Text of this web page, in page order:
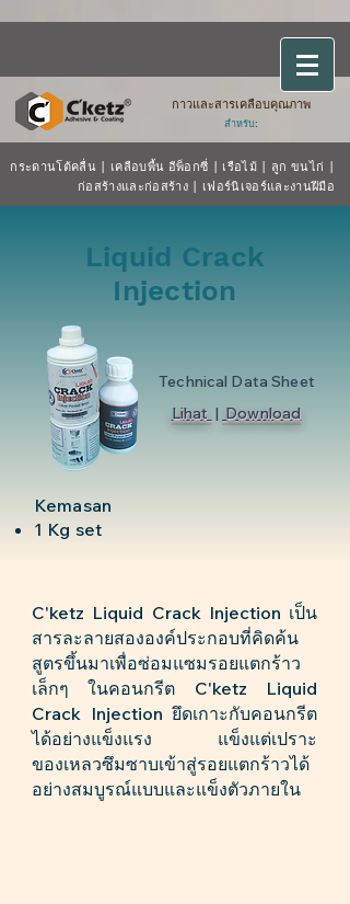
กาวและสารเคลือบคุณภาพ
สำหรับ:
กระดานโต้คลื่น | เคลือบพื้น อีพ็อกซี่ | เรือไม้ | ลูก ขนไก่ |
ก่อสร้างและก่อสร้าง | เฟอร์นิเจอร์และงานฝีมือ
Liquid Crack
Injection
Kemasan
1 Kg set
Technical Data Sheet
Lihat | Download
C'ketz Liquid Crack Injection เป็น
สารละลายสององค์ประกอบที่คิดค้น
สูตรขึ้นมาเพื่อซ่อมแซมรอยแตกร้าว
เล็กๆ ในคอนกรีต C'ketz Liquid
Crack Injection ยึดเกาะกับคอนกรีต
ได้อย่างแข็งแรง แข็งแต่เปราะ
ของเหลวซึมซาบเข้าสู่รอยแตกร้าวได้
อย่างสมบูรณ์แบบและแข็งตัวภายใน